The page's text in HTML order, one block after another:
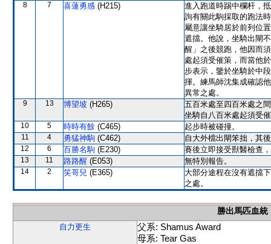
8 7 喜蓮勇感 (H215)
進入跑道時踢中欄杆，
詢有關此駒採取的跑法
屬意讓坐騎居於前列位
遮擋。他說，坐騎出閘
醒」之後競跑，他因而
處起須受催策，而當他
步表示，鑒於坐騎於中
揮。練馬師沈集成確認
異常之處。
9 13 博望坡 (H265)
五百米處至四百米處之
坐騎自八百米處起須受
10 5 時時有餘 (C465) 起步時被碰撞。
11 4 勇猛神駒 (C462) 自大外檔出閘笨拙，其
12 6 百勝名駒 (E230) 賽後立即接受獸醫檢查
13 11 路路醒 (E053) 無特別報告。
14 2 笑哥兒 (E365)
大部分途程在沒有遮擋
之處。
勝出馬匹血統
自力更生
父系: Shamus Award
母系: Tear Gas